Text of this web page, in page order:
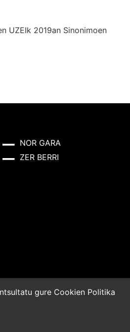
UZEIk 2019an Sinonimoen
NOR GARA
ZER BERRI
gure Cookien Politika